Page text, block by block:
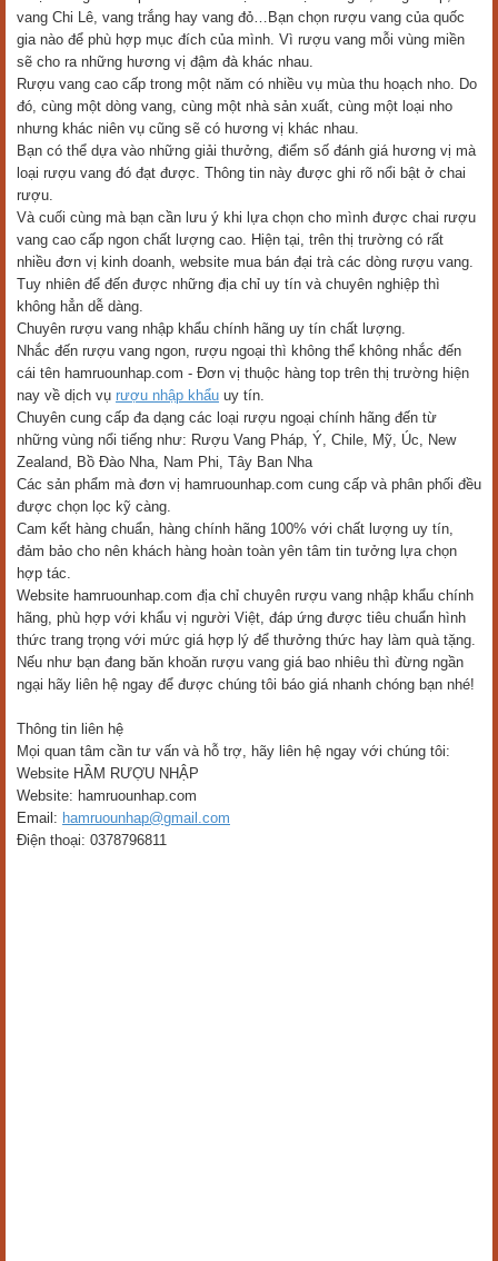
vang Chi Lê, vang trắng hay vang đỏ…Bạn chọn rượu vang của quốc
gia nào để phù hợp mục đích của mình. Vì rượu vang mỗi vùng miền
sẽ cho ra những hương vị đậm đà khác nhau.
Rượu vang cao cấp trong một năm có nhiều vụ mùa thu hoạch nho. Do
đó, cùng một dòng vang, cùng một nhà sản xuất, cùng một loại nho
nhưng khác niên vụ cũng sẽ có hương vị khác nhau.
Bạn có thể dựa vào những giải thưởng, điểm số đánh giá hương vị mà
loại rượu vang đó đạt được. Thông tin này được ghi rõ nổi bật ở chai
rượu.
Và cuối cùng mà bạn cần lưu ý khi lựa chọn cho mình được chai rượu
vang cao cấp ngon chất lượng cao. Hiện tại, trên thị trường có rất
nhiều đơn vị kinh doanh, website mua bán đại trà các dòng rượu vang.
Tuy nhiên để đến được những địa chỉ uy tín và chuyên nghiệp thì
không hẳn dễ dàng.
Chuyên rượu vang nhập khẩu chính hãng uy tín chất lượng.
Nhắc đến rượu vang ngon, rượu ngoại thì không thể không nhắc đến
cái tên hamruounhap.com - Đơn vị thuộc hàng top trên thị trường hiện
nay về dịch vụ rượu nhập khẩu uy tín.
Chuyên cung cấp đa dạng các loại rượu ngoại chính hãng đến từ
những vùng nổi tiếng như: Rượu Vang Pháp, Ý, Chile, Mỹ, Úc, New
Zealand, Bồ Đào Nha, Nam Phi, Tây Ban Nha
Các sản phẩm mà đơn vị hamruounhap.com cung cấp và phân phối đều
được chọn lọc kỹ càng.
Cam kết hàng chuẩn, hàng chính hãng 100% với chất lượng uy tín,
đảm bảo cho nên khách hàng hoàn toàn yên tâm tin tưởng lựa chọn
hợp tác.
Website hamruounhap.com địa chỉ chuyên rượu vang nhập khẩu chính
hãng, phù hợp với khẩu vị người Việt, đáp ứng được tiêu chuẩn hình
thức trang trọng với mức giá hợp lý để thưởng thức hay làm quà tặng.
Nếu như bạn đang băn khoăn rượu vang giá bao nhiêu thì đừng ngần
ngại hãy liên hệ ngay để được chúng tôi báo giá nhanh chóng bạn nhé!
Thông tin liên hệ
Mọi quan tâm cần tư vấn và hỗ trợ, hãy liên hệ ngay với chúng tôi:
Website HẦM RƯỢU NHẬP
Website: hamruounhap.com
Email: hamruounhap@gmail.com
Điện thoại: 0378796811